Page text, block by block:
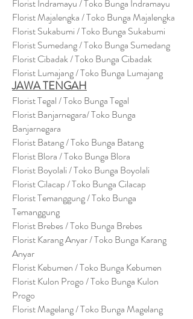
Florist Indramayu / Toko Bunga Indramayu
Florist Majalengka / Toko Bunga Majalengka
Florist Sukabumi / Toko Bunga Sukabumi
Florist Sumedang / Toko Bunga Sumedang
Florist Cibadak / Toko Bunga Cibadak
Florist Lumajang / Toko Bunga Lumajang
JAWA TENGAH
Florist Tegal / Toko Bunga Tegal
Florist Banjarnegara/ Toko Bunga
Banjarnegara
Florist Batang / Toko Bunga Batang
Florist Blora / Toko Bunga Blora
Florist Boyolali / Toko Bunga Boyolali
Florist Cilacap / Toko Bunga Cilacap
Florist Temanggung / Toko Bunga
Temanggung
Florist Brebes / Toko Bunga Brebes
Florist Karang Anyar / Toko Bunga Karang
Anyar
Florist Kebumen / Toko Bunga Kebumen
Florist Kulon Progo / Toko Bunga Kulon
Progo
Florist Magelang / Toko Bunga Magelang